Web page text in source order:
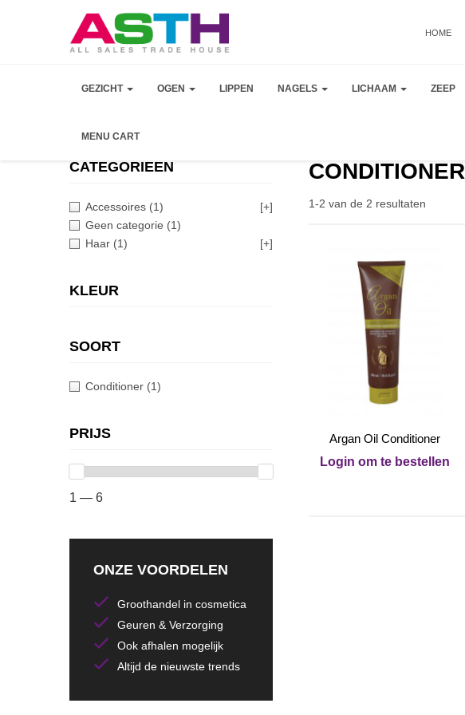
HOME
GEZICHT OGEN LIPPEN NAGELS LICHAAM ZEEP
MENU CART
CATEGORIEEN
Accessoires (1)
[+]
Geen categorie (1)
Haar (1) [+]
KLEUR
SOORT
Conditioner (1)
PRIJS
1 — 6
ONZE VOORDELEN
Groothandel in cosmetica
Geuren & Verzorging
Ook afhalen mogelijk
Altijd de nieuwste trends
CONDITIONER
1-2 van de 2 resultaten
Argan Oil Conditioner
Login om te bestellen